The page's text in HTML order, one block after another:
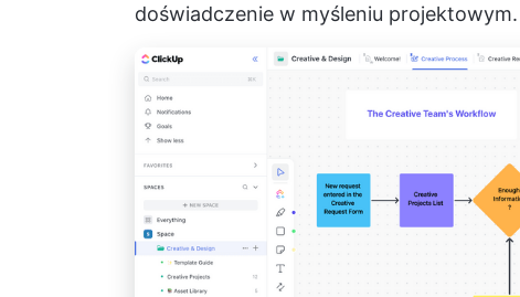
doświadczenie w myśleniu projektowym.